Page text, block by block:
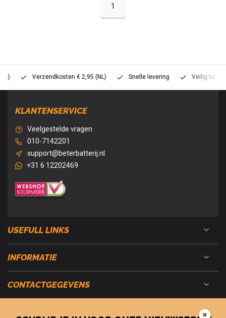
1
Verzendkosten € 2,95 (NL) Snelle levering Veilig betalen
KLANTENSERVICE
Veelgestelde vragen
010-7142201
support@beterbatterij.nl
+31 6 12202469
USEFULL LINKS
INFORMATIE
CONTACTGEGEVENS
✖